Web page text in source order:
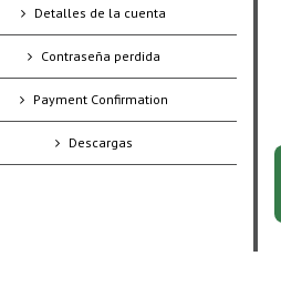
Detalles de la cuenta
Contraseña perdida
Payment Confirmation
Descargas